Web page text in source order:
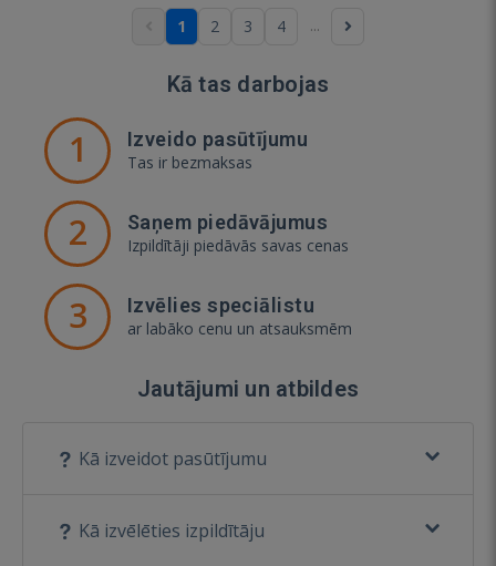
1 2 3 4 ...
Kā tas darbojas
1 Izveido pasūtījumu
Tas ir bezmaksas
2 Saņem piedāvājumus
Izpildītāji piedāvās savas cenas
3 Izvēlies speciālistu
ar labāko cenu un atsauksmēm
Jautājumi un atbildes
Kā izveidot pasūtījumu
Kā izvēlēties izpildītāju